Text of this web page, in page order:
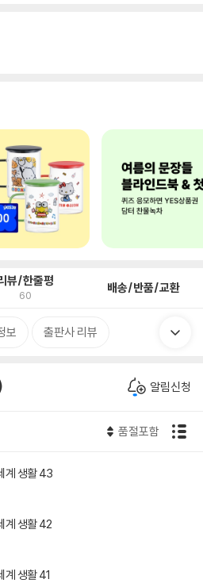
뷰/한줄평
60 배송/반품/교환
보 출판사 리뷰
알림신청
품절포함
계 생활 43
계 생활 42
계 생활 41